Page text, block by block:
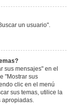
un usuario".
sus mensajes" en el
"Mostrar sus
clic en el menú
sus temas, utilice la
apropiadas.